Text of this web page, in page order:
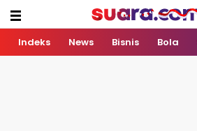
Indeks News Bisnis Bola